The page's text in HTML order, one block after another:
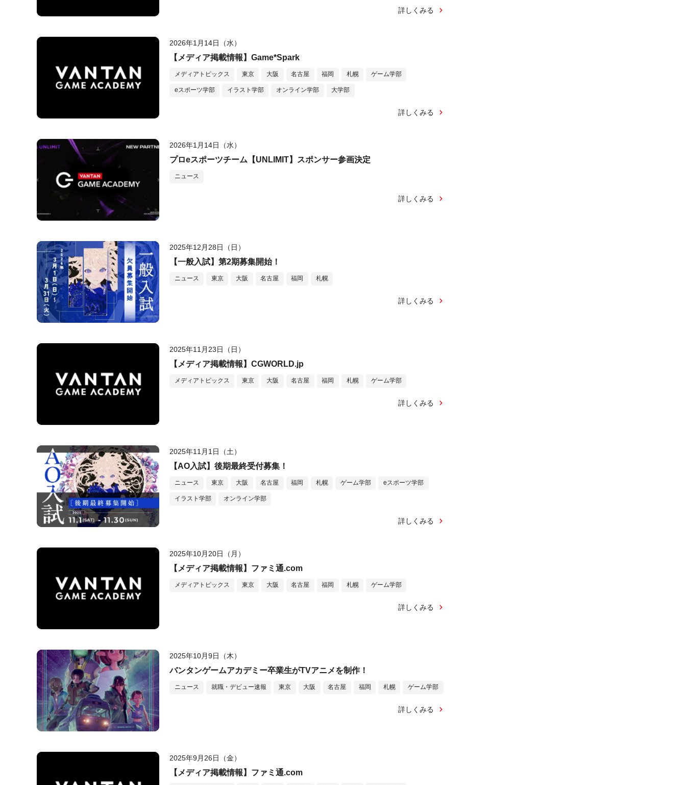
詳しくみる
2026年1月14日（水）
【メディア掲載情報】Game*Spark
メディアトピックス 東京 大阪 名古屋 福岡 札幌 ゲーム学部
eスポーツ学部 イラスト学部 オンライン学部 大学部
詳しくみる
2026年1月14日（水）
プロeスポーツチーム【UNLIMIT】スポンサー参画決定
ニュース
詳しくみる
2025年12月28日（日）
【一般入試】第2期募集開始！
ニュース 東京 大阪 名古屋 福岡 札幌
詳しくみる
2025年11月23日（日）
【メディア掲載情報】CGWORLD.jp
メディアトピックス 東京 大阪 名古屋 福岡 札幌 ゲーム学部
詳しくみる
2025年11月1日（土）
【AO入試】後期最終受付募集！
ニュース 東京 大阪 名古屋 福岡 札幌 ゲーム学部 eスポーツ学部
イラスト学部 オンライン学部
詳しくみる
2025年10月20日（月）
【メディア掲載情報】ファミ通.com
メディアトピックス 東京 大阪 名古屋 福岡 札幌 ゲーム学部
詳しくみる
2025年10月9日（木）
バンタンゲームアカデミー卒業生がTVアニメを制作！
ニュース 就職・デビュー速報 東京 大阪 名古屋 福岡 札幌 ゲーム学部
詳しくみる
2025年9月26日（金）
【メディア掲載情報】ファミ通.com